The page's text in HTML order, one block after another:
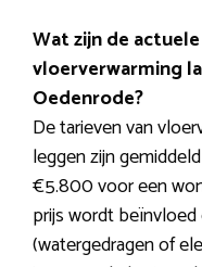
Wat zijn de
vloerverwarming
Oedenrode?
De tarieven van
leggen zijn
€5.800 voor een
prijs wordt
(watergedragen of